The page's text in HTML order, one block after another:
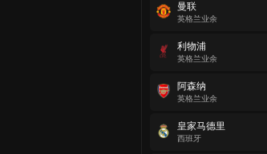
曼联
英格兰业余
利物浦
英格兰业余
阿森纳
英格兰业余
皇家马德里
西班牙